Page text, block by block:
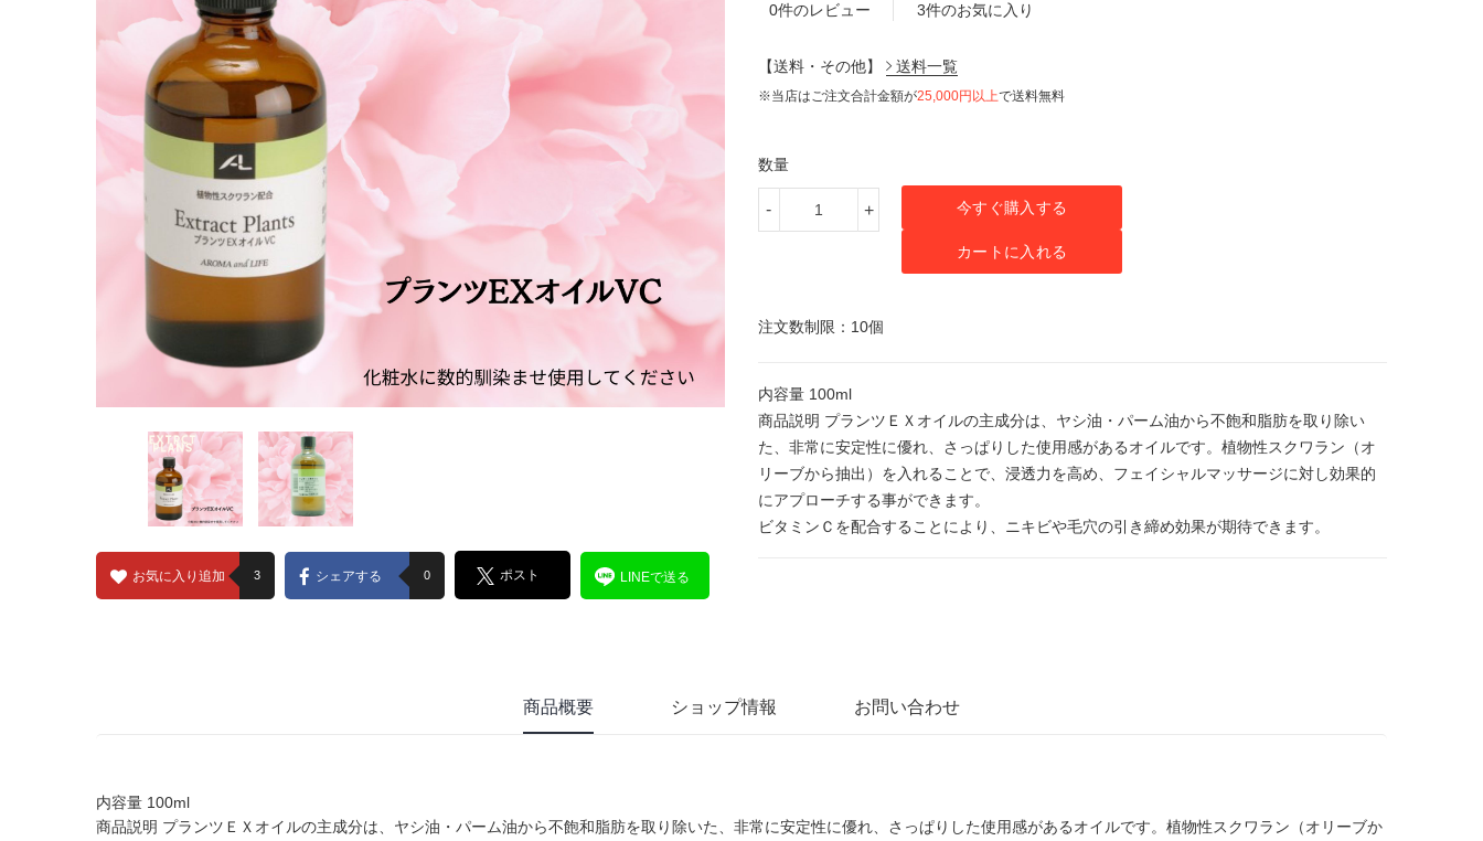
お気に入り追加 3 シェアする 0 ポスト LINEで送る
0件のレビュー 3件のお気に入り
【送料・その他】 送料一覧
※当店はご注文合計金額が25,000円以上で送料無料
数量
- + 今すぐ購入する
カートに入れる
注文数制限：10個
内容量 100ml
商品説明 プランツＥＸオイルの主成分は、ヤシ油・パーム油から不飽和脂肪を取り除い
た、非常に安定性に優れ、さっぱりした使用感があるオイルです。植物性スクワラン（オ
リーブから抽出）を入れることで、浸透力を高め、フェイシャルマッサージに対し効果的
にアプローチする事ができます。
ビタミンＣを配合することにより、ニキビや毛穴の引き締め効果が期待できます。
商品概要 ショップ情報 お問い合わせ
内容量 100ml
商品説明 プランツＥＸオイルの主成分は、ヤシ油・パーム油から不飽和脂肪を取り除いた、非常に安定性に優れ、さっぱりした使用感があるオイルです。植物性スクワラン（オリーブか